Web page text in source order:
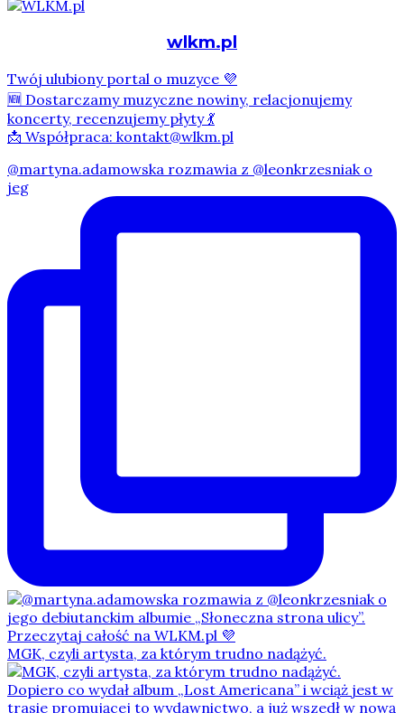
wlkm.pl
Twój ulubiony portal o muzyce 💜
🆕 Dostarczamy muzyczne nowiny, relacjonujemy
koncerty, recenzujemy płyty 💃
📩 Współpraca: kontakt@wlkm.pl
@martyna.adamowska rozmawia z @leonkrzesniak o
jeg
MGK, czyli artysta, za którym trudno nadążyć.